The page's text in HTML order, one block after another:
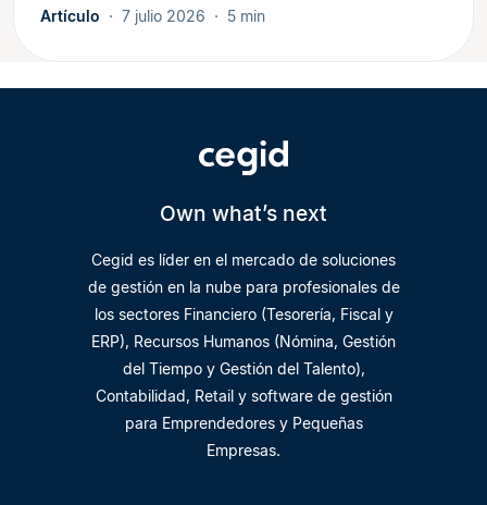
Artículo 7 julio 2026 5 min
Own what’s next
Cegid es líder en el mercado de soluciones
de gestión en la nube para profesionales de
los sectores Financiero (Tesorería, Fiscal y
ERP), Recursos Humanos (Nómina, Gestión
del Tiempo y Gestión del Talento),
Contabilidad, Retail y software de gestión
para Emprendedores y Pequeñas
Empresas.